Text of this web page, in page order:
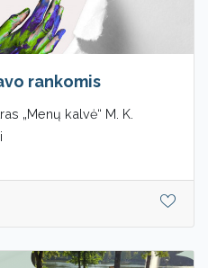
rankomis
„Menų kalvė“ M. K.